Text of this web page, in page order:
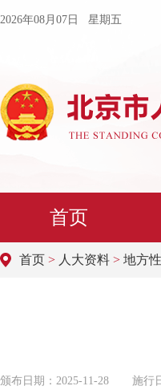
2026年08月07日 星期五
首页
首页 > 人大资料 > 地方
颁布日期：2025-11-28 施行